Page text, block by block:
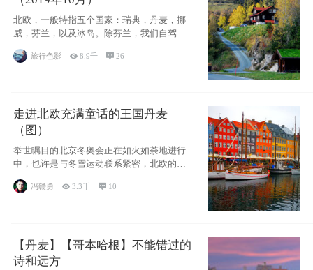
北欧，一般特指五个国家：瑞典，丹麦，挪
威，芬兰，以及冰岛。除芬兰，我们自驾游
旅行色影 8.9千 26
走进北欧充满童话的王国丹麦
（图）
举世瞩目的北京冬奥会正在如火如荼地进行
中，也许是与冬雪运动联系紧密，北欧的一
些国家因
冯赣勇 3.3千  10
【丹麦】【哥本哈根】不能错过的
诗和远方